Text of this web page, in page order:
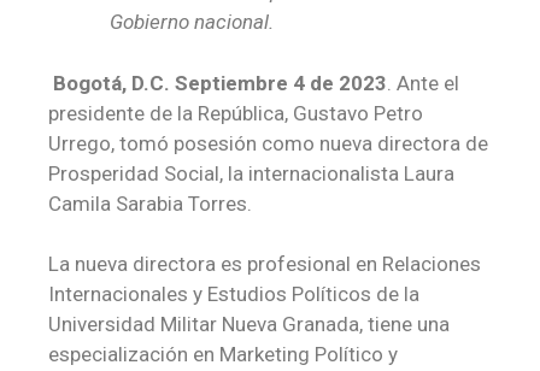
Gobierno nacional.
Bogotá, D.C. Septiembre 4 de 2023 . Ante el
presidente de la República, Gustavo Petro
Urrego, tomó posesión como nueva directora de
Prosperidad Social, la internacionalista Laura
Camila Sarabia Torres.
La nueva directora es profesional en Relaciones
Internacionales y Estudios Políticos de la
Universidad Militar Nueva Granada, tiene una
especialización en Marketing Político y